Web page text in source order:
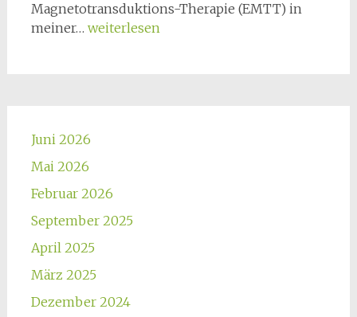
Magnetotransduktions-Therapie (EMTT) in
meiner… EMTT
weiterlesen
Juni 2026
Mai 2026
Februar 2026
September 2025
April 2025
März 2025
Dezember 2024